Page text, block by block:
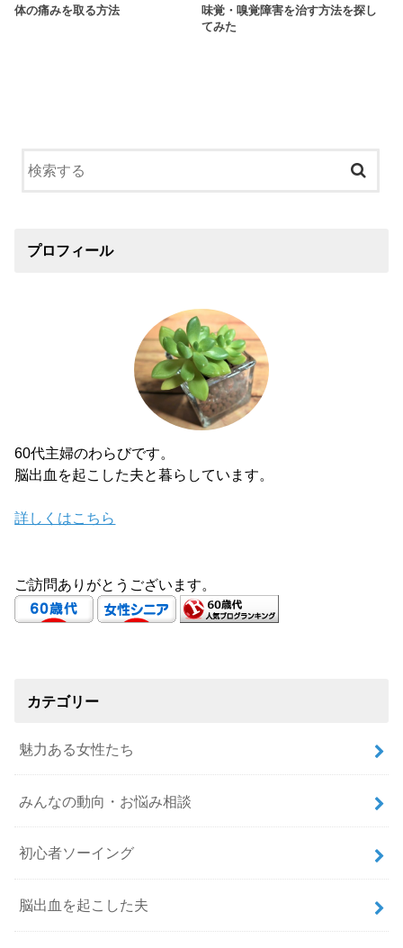
体の痛みを取る方法
味覚・嗅覚障害を治す方法を探し
てみた
プロフィール
60代主婦のわらびです。
脳出血を起こした夫と暮らしています。
詳しくはこちら
ご訪問ありがとうございます。
カテゴリー
魅力ある女性たち
みんなの動向・お悩み相談
初心者ソーイング
脳出血を起こした夫